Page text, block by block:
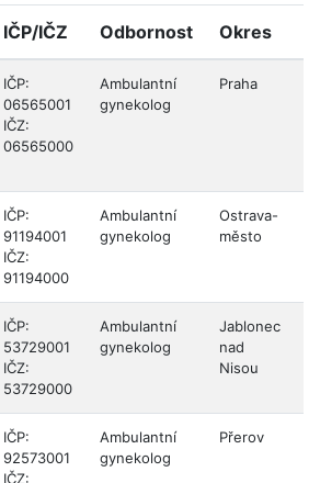
IČP/IČZ Odbornost Okres
IČP:
06565001
IČZ:
06565000
Ambulantní
gynekolog
Praha
IČP:
91194001
IČZ:
91194000
Ambulantní
gynekolog
Ostrava-
město
IČP:
53729001
IČZ:
53729000
Ambulantní
gynekolog
Jablonec
nad
Nisou
IČP:
92573001
IČZ:
Ambulantní
gynekolog
Přerov